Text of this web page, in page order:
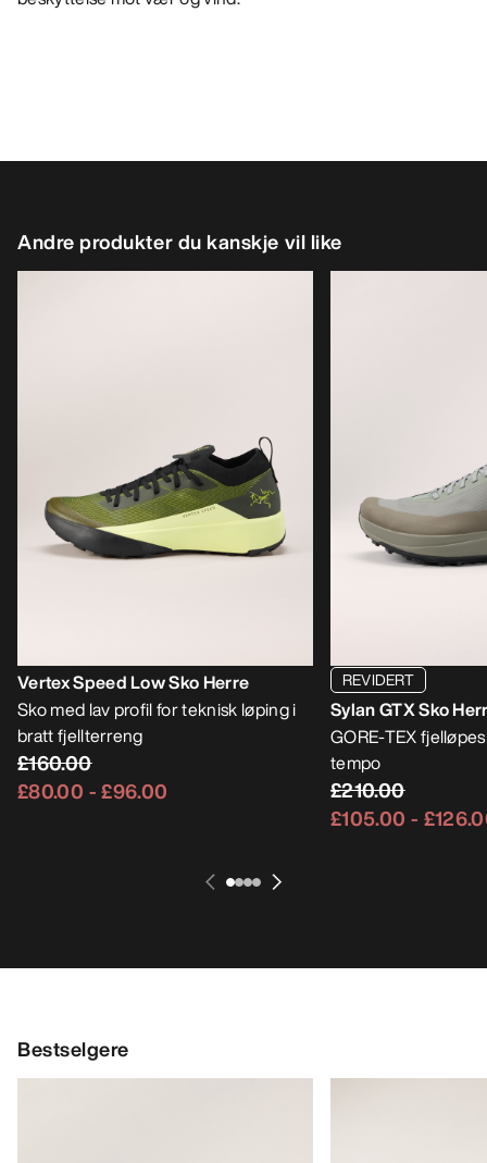
Andre produkter du kanskje vil like
Vertex Speed Low Sko Herre
Sko med lav profil for teknisk løping i
bratt fjellterreng
£160.00
£80.00 -£96.00
REVIDERT
Sylan GTX Sko
GORE-TEX
tempo
£210.00
£105.00 -
Bestselgere